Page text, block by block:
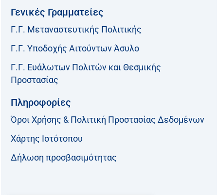
Γενικές Γραμματείες
Γ.Γ. Μεταναστευτικής Πολιτικής
Γ.Γ. Υποδοχής Αιτούντων Άσυλο
Γ.Γ. Ευάλωτων Πολιτών και Θεσμικής
Προστασίας
Πληροφορίες
Όροι Χρήσης & Πολιτική Προστασίας Δεδομένων
Χάρτης Ιστότοπου
Δήλωση προσβασιμότητας